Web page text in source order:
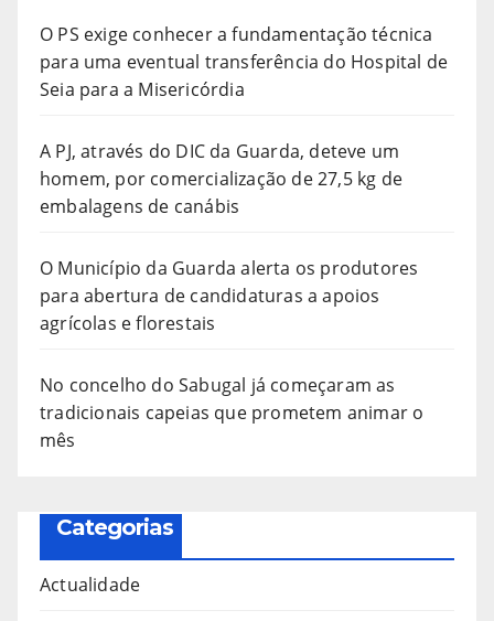
O PS exige conhecer a fundamentação técnica
para uma eventual transferência do Hospital de
Seia para a Misericórdia
A PJ, através do DIC da Guarda, deteve um
homem, por comercialização de 27,5 kg de
embalagens de canábis
O Município da Guarda alerta os produtores
para abertura de candidaturas a apoios
agrícolas e florestais
No concelho do Sabugal já começaram as
tradicionais capeias que prometem animar o
mês
Categorias
Actualidade